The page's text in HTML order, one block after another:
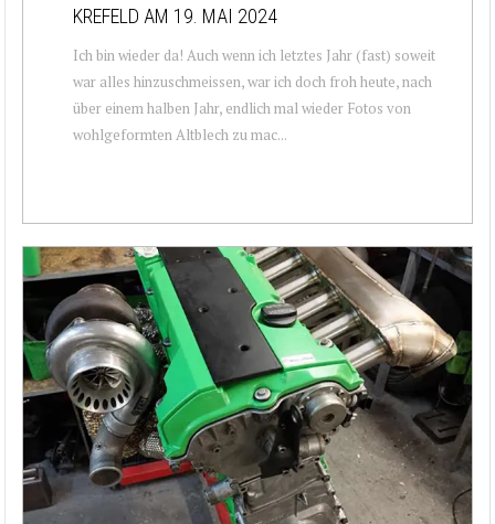
KREFELD AM 19. MAI 2024
Ich bin wieder da! Auch wenn ich letztes Jahr (fast) soweit
war alles hinzuschmeissen, war ich doch froh heute, nach
über einem halben Jahr, endlich mal wieder Fotos von
wohlgeformten Altblech zu mac...